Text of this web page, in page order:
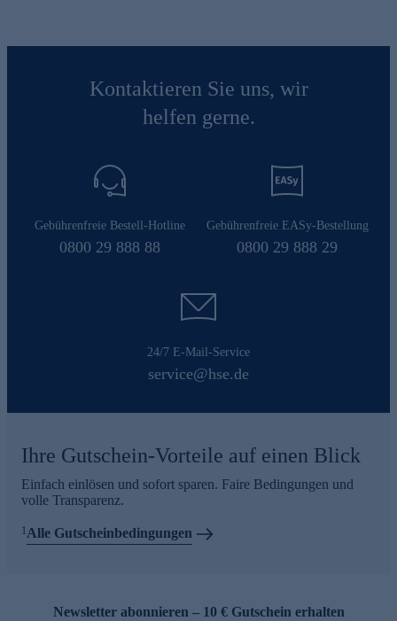
Kontaktieren Sie uns, wir
helfen gerne.
Gebührenfreie Bestell-Hotline
0800 29 888 88
Gebührenfreie EASy-Bestellung
0800 29 888 29
24/7 E-Mail-Service
service@hse.de
Ihre Gutschein-Vorteile auf einen Blick
Einfach einlösen und sofort sparen. Faire Bedingungen und
volle Transparenz.
1 Alle Gutscheinbedingungen
Newsletter abonnieren – 10 € Gutschein erhalten